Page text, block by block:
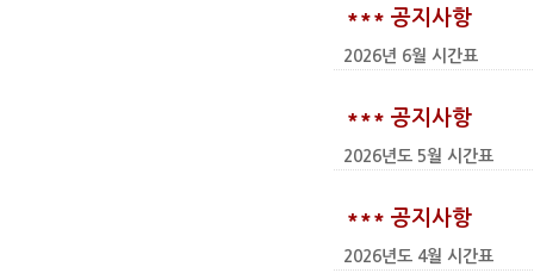
*** 공지사항
2026년 6월 시간표
*** 공지사항
2026년도 5월 시간표
*** 공지사항
2026년도 4월 시간표